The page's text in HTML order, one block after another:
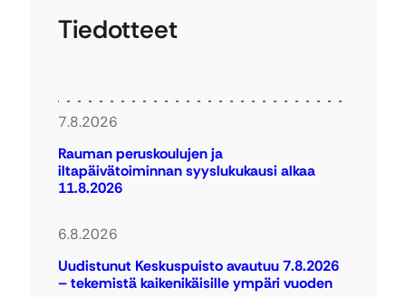
Tiedotteet
7.8.2026
Rauman peruskoulujen ja
iltapäivätoiminnan syyslukukausi alkaa
11.8.2026
6.8.2026
Uudistunut Keskuspuisto avautuu 7.8.2026
– tekemistä kaikenikäisille ympäri vuoden